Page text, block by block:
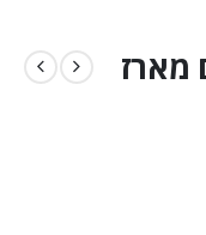
מארז